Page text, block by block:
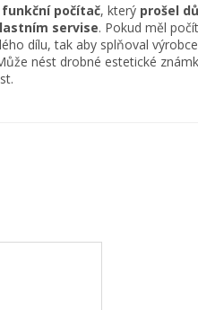
funkční počítač, který prošel
servise. Pokud měl
dílu, tak aby splňoval
nést drobné estetické